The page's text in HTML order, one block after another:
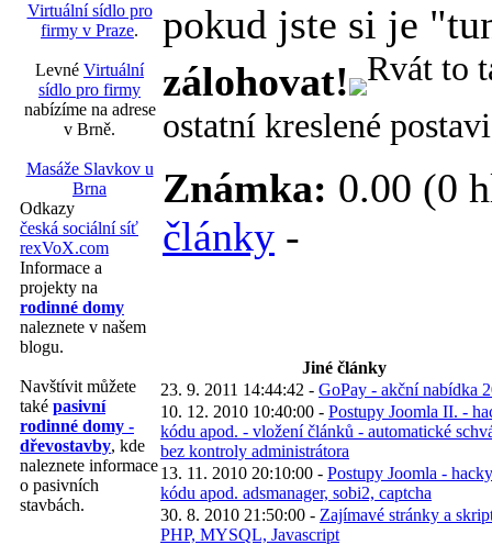
Virtuální sídlo pro
firmy v Praze.
Levné Virtuální
sídlo pro firmy
nabízíme na adrese
v Brně.
Masáže Slavkov u
Brna
Odkazy
česká sociální síť
rexVoX.com
Informace a
projekty na
rodinné domy
naleznete v našem
blogu.
Navštívit můžete
také pasivní
rodinné domy -
dřevostavby, kde
naleznete informace
o pasivních
stavbách.
pokud jste si je
zálohovat! Rvát to
ostatní kreslené
Známka: 0.00 (0
články -
Jiné články
23. 9. 2011 14:44:42 - GoPay - akční nabídka
10. 12. 2010 10:40:00 - Postupy Joomla II. -
kódu apod. - vložení článků - automatické
bez kontroly administrátora
13. 11. 2010 20:10:00 - Postupy Joomla - hacky
kódu apod. adsmanager, sobi2, captcha
30. 8. 2010 21:50:00 - Zajímavé stránky a
PHP, MYSQL, Javascript